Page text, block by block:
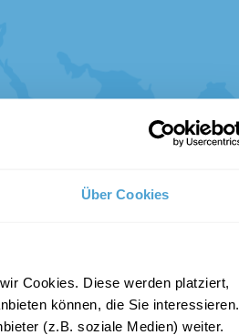
Über Cookies
Cookies. Diese werden platziert,
können, die Sie interessieren.
(z.B. soziale Medien) weiter.